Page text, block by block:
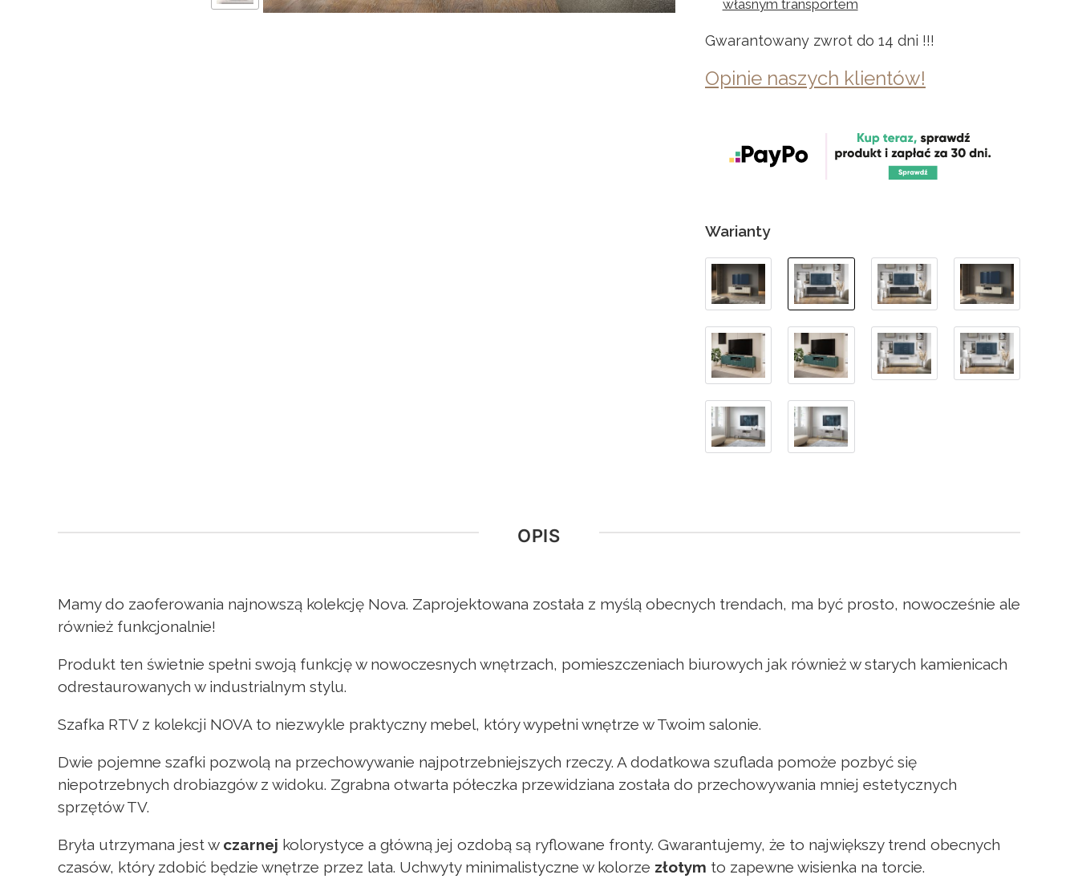
własnym transportem
Gwarantowany zwrot do 14 dni !!!
Opinie naszych klientów!
Warianty
OPIS
Mamy do zaoferowania najnowszą kolekcję Nova. Zaprojektowana została z myślą obecnych trendach, ma być prosto, nowocześnie ale
również funkcjonalnie!
Produkt ten świetnie spełni swoją funkcję w nowoczesnych wnętrzach, pomieszczeniach biurowych jak również w starych kamienicach
odrestaurowanych w industrialnym stylu.
Szafka RTV z kolekcji NOVA to niezwykle praktyczny mebel, który wypełni wnętrze w Twoim salonie.
Dwie pojemne szafki pozwolą na przechowywanie najpotrzebniejszych rzeczy. A dodatkowa szuflada pomoże pozbyć się
niepotrzebnych drobiazgów z widoku. Zgrabna otwarta półeczka przewidziana została do przechowywania mniej estetycznych
sprzętów TV.
Bryła utrzymana jest w czarnej kolorystyce a główną jej ozdobą są ryflowane fronty. Gwarantujemy, że to największy trend obecnych
czasów, który zdobić będzie wnętrze przez lata. Uchwyty minimalistyczne w kolorze złotym to zapewne wisienka na torcie.